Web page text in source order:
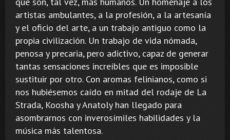
artistas ambulantes, a la profesión, a la artesanía
y el oficio del arte, a un trabajo antiguo como la
propia civilización. Un trabajo de vida nómada,
penosa y precaria, pero adictivo, capaz de generar
tantas sensaciones increíbles que es imposible
sustituir por otro. Con aromas felinianos, como si
nos hubiésemos caído en mitad del rodaje de La
Strada, Koosha y Anatoly han llegado para
asombrarnos con inverosímiles habilidades y la
música más talentosa.